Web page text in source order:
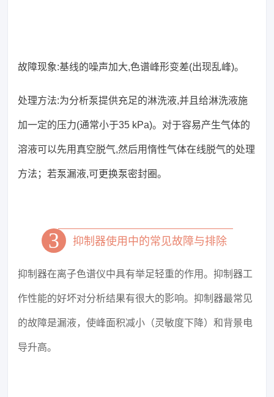
故障现象:基线的噪声加大,色谱峰形变差(出现乱峰)。
处理方法:为分析泵提供充足的淋洗液,并且给淋洗液施
加一定的压力(通常小于35 kPa)。对于容易产生气体的
溶液可以先用真空脱气,然后用惰性气体在线脱气的处理
方法；若泵漏液,可更换泵密封圈。
3 抑制器使用中的常见故障与排除
抑制器在离子色谱仪中具有举足轻重的作用。抑制器工
作性能的好坏对分析结果有很大的影响。抑制器最常见
的故障是漏液，使峰面积减小（灵敏度下降）和背景电
导升高。